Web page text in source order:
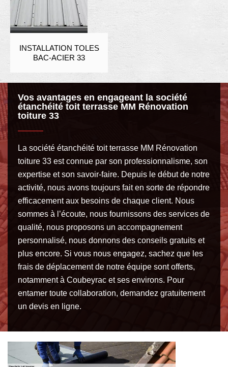
INSTALLATION TOLES
BAC-ACIER 33
Vos avantages en engageant la société
étanchéité toit terrasse MM Rénovation
toiture 33
La société étanchéité toit terrasse MM Rénovation
toiture 33 est connue par son professionnalisme, son
expertise et son savoir-faire. Depuis le début de notre
activité, nous avons toujours fait en sorte de répondre
efficacement aux besoins de chaque client. Nous
sommes à l’écoute, nous fournissons des services de
qualité, nous proposons un accompagnement
personnalisé, nous donnons des conseils gratuits et
plus encore. Si vous nous engagez, sachez que les
frais de déplacement de notre équipe sont offerts,
notamment à Coubeyrac et ses environs. Pour
entamer toute collaboration, demandez gratuitement
un devis en ligne.